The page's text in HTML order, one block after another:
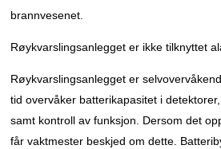
brannvesenet.
Røykvarslingsanlegget er ikke tilknyttet
Røykvarslingsanlegget er
tid overvåker batterikapasitet i
samt kontroll av funksjon. Dersom det
får vaktmester beskjed om dette.